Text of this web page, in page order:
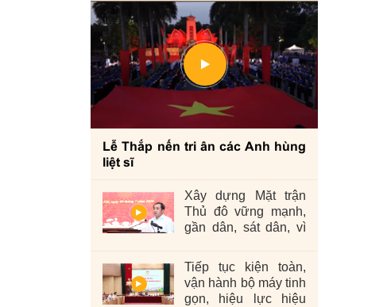
Lễ Thắp nến tri ân các Anh hùng
liệt sĩ
Xây dựng Mặt trận
Thủ đô vững mạnh,
gần dân, sát dân, vì
Tiếp tục kiện toàn,
vận hành bộ máy tinh
gọn, hiệu lực hiệu